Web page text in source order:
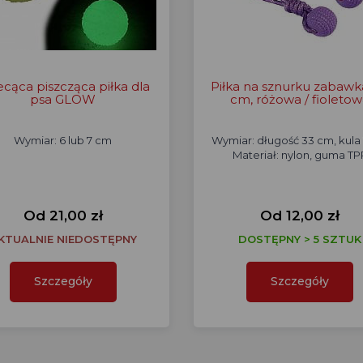
piszcząca piłka dla
psa GLOW
Wymiar: 6 lub 7 cm
Od 21,00 zł
NIEDOSTĘPNY
Szczegóły
Piłka na sznurku
cm, różowa /
Wymiar: długość 33 cm, kula
Materiał: nylon, guma
Od 12,00 zł
DOSTĘPNY > 5 SZTUK
Szczegóły